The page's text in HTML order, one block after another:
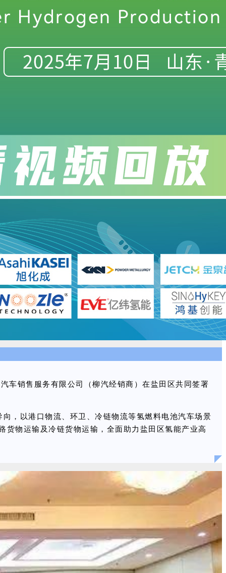
车销售服务有限公司（柳汽经销商）在盐田区共同签署
，以港口物流、环卫、冷链物流等氢燃料电池汽车场景
物运输及冷链货物运输，全面助力盐田区氢能产业高